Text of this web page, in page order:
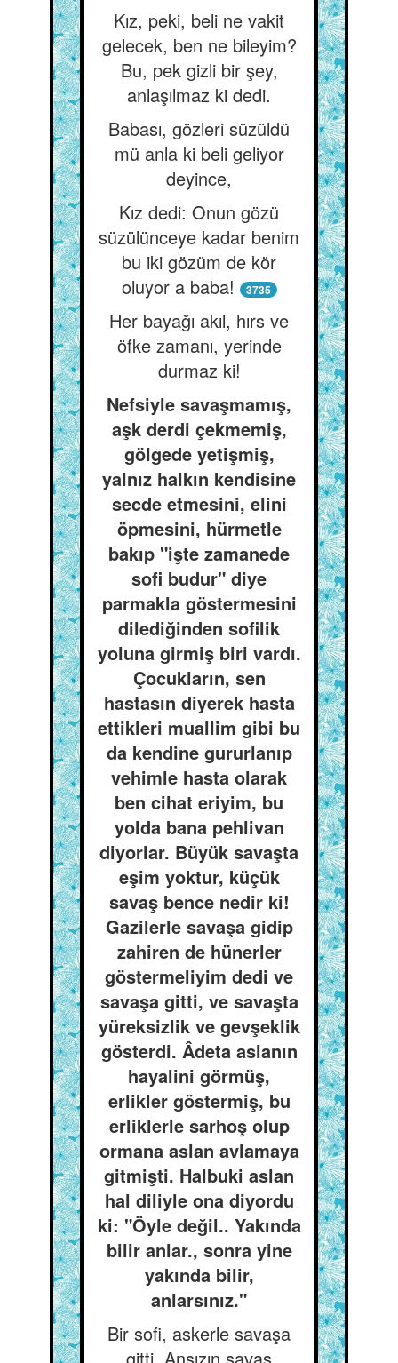
Kız, peki, beli ne vakit
gelecek, ben ne bileyim?
Bu, pek gizli bir şey,
anlaşılmaz ki dedi.
Babası, gözleri süzüldü
mü anla ki beli geliyor
deyince,
Kız dedi: Onun gözü
süzülünceye kadar benim
bu iki gözüm de kör
oluyor a baba!
3735
Her bayağı akıl, hırs ve
öfke zamanı, yerinde
durmaz ki!
Nefsiyle savaşmamış,
aşk derdi çekmemiş,
gölgede yetişmiş,
yalnız halkın kendisine
secde etmesini, elini
öpmesini, hürmetle
bakıp "işte zamanede
sofi budur" diye
parmakla göstermesini
dilediğinden sofilik
yoluna girmiş biri vardı.
Çocukların, sen
hastasın diyerek hasta
ettikleri muallim gibi bu
da kendine gururlanıp
vehimle hasta olarak
ben cihat eriyim, bu
yolda bana pehlivan
diyorlar. Büyük savaşta
eşim yoktur, küçük
savaş bence nedir ki!
Gazilerle savaşa gidip
zahiren de hünerler
göstermeliyim dedi ve
savaşa gitti, ve savaşta
yüreksizlik ve gevşeklik
gösterdi. Âdeta aslanın
hayalini görmüş,
erlikler göstermiş, bu
erliklerle sarhoş olup
ormana aslan avlamaya
gitmişti. Halbuki aslan
hal diliyle ona diyordu
ki: "Öyle değil.. Yakında
bilir anlar., sonra yine
yakında bilir,
anlarsınız."
Bir sofi, askerle savaşa